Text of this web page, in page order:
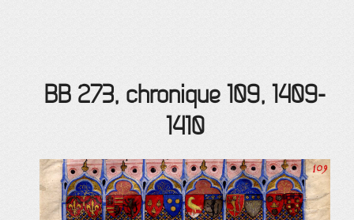
BB 273, chronique 109, 1409-
1410